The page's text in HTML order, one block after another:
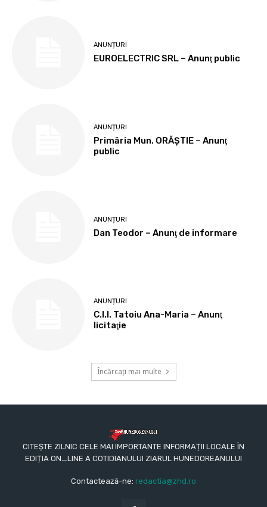
ANUNȚURI
EUROELECTRIC SRL – Anunţ public
ANUNȚURI
Primăria Mun. ORĂȘTIE – Anunţ
public
ANUNȚURI
Dan Teodor – Anunţ de informare
ANUNȚURI
C.I.I. Tatoiu Ana-Maria – Anunţ
licitaţie
Încărcați mai multe
CITEȘTE ZILNIC CELE MAI IMPORTANTE INFORMAȚII LOCALE ÎN
EDIȚIA ON_LINE A COTIDIANULUI ZIARUL HUNEDOREANULUI
Contactează-ne: redactia@zhd.ro